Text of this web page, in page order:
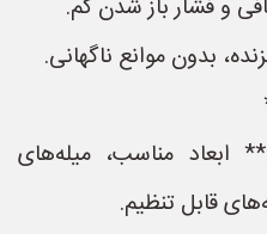
و فشار باز شدن کم.
بدون موانع ناگهانی.
مناسب، میله‌های
قابل تنظیم.